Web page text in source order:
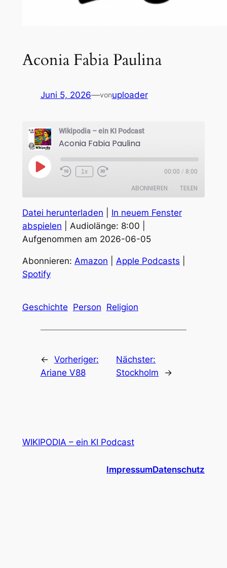
Aconia Fabia Paulina
Juni 5, 2026—vonuploader
Wikipodia – ein KI Podcast
Aconia Fabia Paulina
Play
Episode
1x 00:00 / 8:00
ABONNIEREN TEILEN
Amazon Apple Podcasts
TEILEN
LINK
EMBED
Datei herunterladen
In neuem Fenster
abspielen
Audiolänge: 8:00
Aufgenommen am 2026-06-05
Abonnieren: Amazon Apple Podcasts
Spotify
Geschichte Person Religion
← Vorheriger:
Ariane V88
Nächster:
Stockholm
→
WIKIPODIA – ein KI Podcast
ImpressumDatenschutz